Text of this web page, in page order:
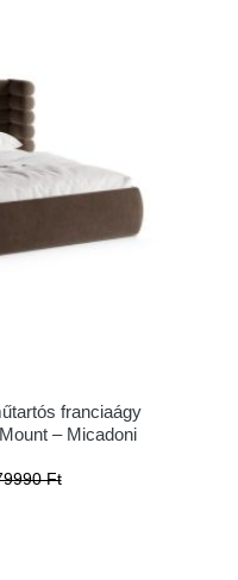
franciaágy
– Micadoni
Ft